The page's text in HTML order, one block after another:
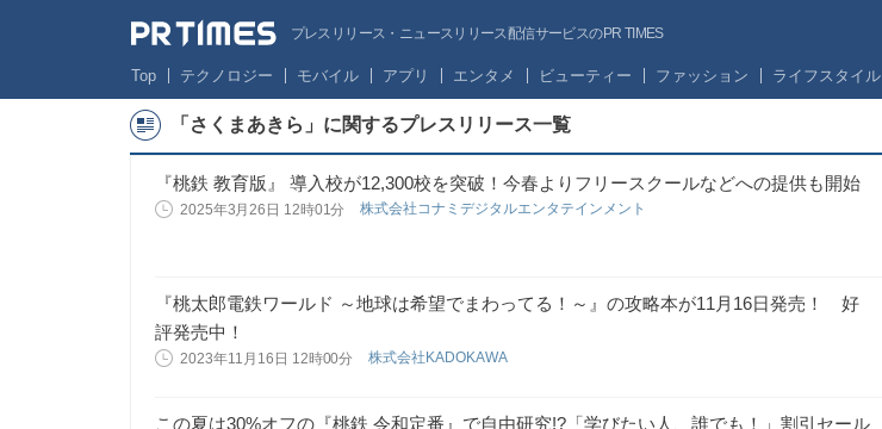
プレスリリース・ニュースリリース配信サービスのPR TIMES
Top テクノロジー モバイル アプリ エンタメ ビューティー ファッション ライフスタイル
「さくまあきら」に関するプレスリリース一覧
『桃鉄 教育版』 導入校が12,300校を突破！今春よりフリースクールなどへの提供も開始
2025年3月26日 12時01分 株式会社コナミデジタルエンタテインメント
『桃太郎電鉄ワールド ～地球は希望でまわってる！～』の攻略本が11月16日発売！ 好
評発売中！
2023年11月16日 12時00分 株式会社KADOKAWA
この夏は30%オフの『桃鉄 令和定番』で自由研究!?「学びたい人、誰でも！」割引セール